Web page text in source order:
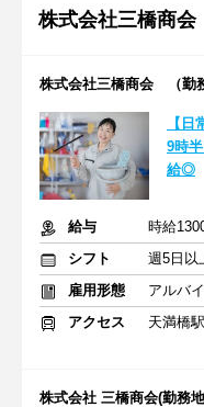
株式会社三橋商会
株式会社三橋商会 （勤
【
9時
給◎
給与
時給
シフト
週5日以
雇用形態
アルバ
アクセス
天満橋
株式会社 三橋商会(勤務